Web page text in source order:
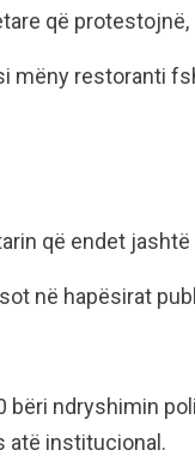
që protestojnë,
mëny restoranti
që endet
në hapësirat
bëri ndryshimin
atë institucional.